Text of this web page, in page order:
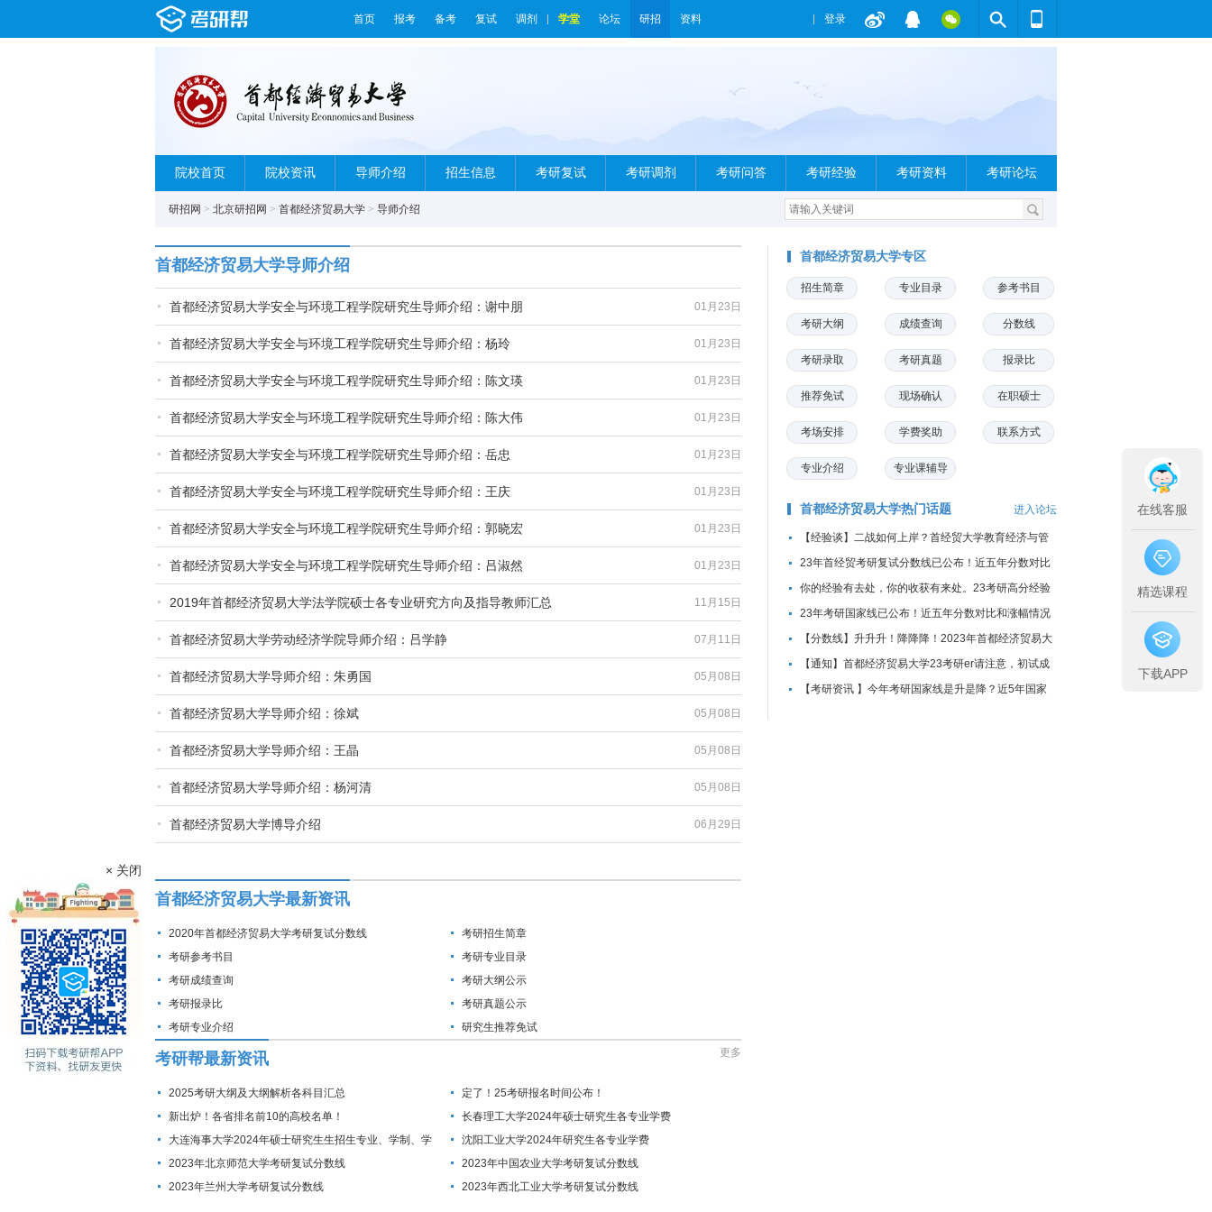
首页 报考 备考 复试 调剂 学堂 论坛 研招 资料 登录
院校首页 院校资讯 导师介绍 招生信息 考研复试 考研调剂 考研问答 考研经验 考研资料 考研论坛
研招网 > 北京研招网 > 首都经济贸易大学 > 导师介绍
首都经济贸易大学导师介绍
01月23日
首都经济贸易大学安全与环境工程学院研究生导师介绍：谢中朋
01月23日
首都经济贸易大学安全与环境工程学院研究生导师介绍：杨玲
01月23日
首都经济贸易大学安全与环境工程学院研究生导师介绍：陈文瑛
01月23日
首都经济贸易大学安全与环境工程学院研究生导师介绍：陈大伟
01月23日
首都经济贸易大学安全与环境工程学院研究生导师介绍：岳忠
01月23日
首都经济贸易大学安全与环境工程学院研究生导师介绍：王庆
01月23日
首都经济贸易大学安全与环境工程学院研究生导师介绍：郭晓宏
01月23日
首都经济贸易大学安全与环境工程学院研究生导师介绍：吕淑然
11月15日
2019年首都经济贸易大学法学院硕士各专业研究方向及指导教师汇总
07月11日
首都经济贸易大学劳动经济学院导师介绍：吕学静
05月08日
首都经济贸易大学导师介绍：朱勇国
05月08日
首都经济贸易大学导师介绍：徐斌
05月08日
首都经济贸易大学导师介绍：王晶
05月08日
首都经济贸易大学导师介绍：杨河清
06月29日
首都经济贸易大学博导介绍
首都经济贸易大学最新资讯
2020年首都经济贸易大学考研复试分数线
考研招生简章
考研参考书目
考研专业目录
考研成绩查询
考研大纲公示
考研报录比
考研真题公示
考研专业介绍
研究生推荐免试
考研帮最新资讯 更多
2025考研大纲及大纲解析各科目汇总
定了！25考研报名时间公布！
新出炉！各省排名前10的高校名单！
长春理工大学2024年硕士研究生各专业学费
大连海事大学2024年硕士研究生生招生专业、学制、学
费标准及拟招生人数
沈阳工业大学2024年研究生各专业学费
2023年北京师范大学考研复试分数线
2023年中国农业大学考研复试分数线
2023年兰州大学考研复试分数线
2023年西北工业大学考研复试分数线
首都经济贸易大学专区
招生简章 专业目录 参考书目
考研大纲 成绩查询 分数线
考研录取 考研真题 报录比
推荐免试 现场确认 在职硕士
考场安排 学费奖助 联系方式
专业介绍 专业课辅导
首都经济贸易大学热门话题 进入论坛
【经验谈】二战如何上岸？首经贸大学教育经济与管
理专...
23年首经贸考研复试分数线已公布！近五年分数对比
和涨幅...
你的经验有去处，你的收获有来处。23考研高分经验
征集进...
23年考研国家线已公布！近五年分数对比和涨幅情况
分析！
【分数线】升升升！降降降！2023年首都经济贸易大
学考研...
【通知】首都经济贸易大学23考研er请注意，初试成
绩复核...
【考研资讯 】今年考研国家线是升是降？近5年国家
× 关闭
在线客服
精选课程
下载APP